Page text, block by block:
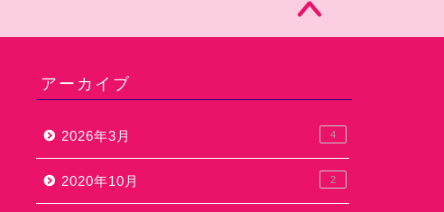
アーカイブ
2026年3月 4
2020年10月 2